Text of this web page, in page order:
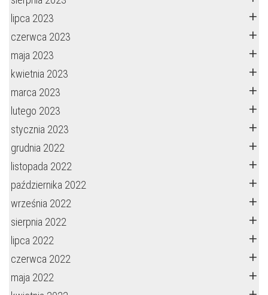
lipca 2023
czerwca 2023
maja 2023
kwietnia 2023
marca 2023
lutego 2023
stycznia 2023
grudnia 2022
listopada 2022
października 2022
września 2022
sierpnia 2022
lipca 2022
czerwca 2022
maja 2022